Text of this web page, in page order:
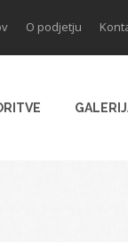
O podjetju